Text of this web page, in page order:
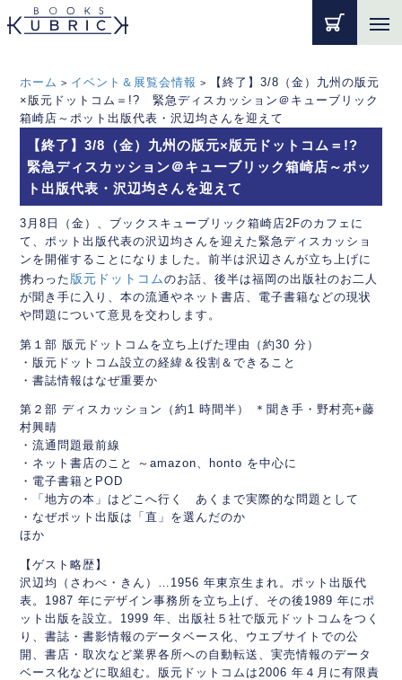
ホーム > イベント＆展覧会情報 >
【終了】3/8（金）九州の版元
×版元ドットコム＝!? 緊急ディスカッション＠キューブリック
箱崎店～ポット出版代表・沢辺均さんを迎えて
【終了】3/8（金）九州の版元×版元ドットコム＝!?
緊急ディスカッション＠キューブリック箱崎店～ポッ
ト出版代表・沢辺均さんを迎えて
3月8日（金）、ブックスキューブリック箱崎店2Fのカフェに
て、ポット出版代表の沢辺均さんを迎えた緊急ディスカッショ
ンを開催することになりました。前半は沢辺さんが立ち上げに
携わった 版元ドットコムのお話、後半は福岡の出版社のお二人
が聞き手に入り、本の流通やネット書店、電子書籍などの現状
や問題について意見を交わします。
第１部 版元ドットコムを立ち上げた理由（約30 分）
・版元ドットコム設立の経緯＆役割＆できること
・書誌情報はなぜ重要か
第２部 ディスカッション（約1 時間半） ＊聞き手・野村亮+藤
村興晴
・流通問題最前線
・ネット書店のこと ～amazon、honto を中心に
・電子書籍とPOD
・「地方の本」はどこへ行く あくまで実際的な問題として
・なぜポット出版は「直」を選んだのか
ほか
【ゲスト略歴】
沢辺均（さわべ・きん）…1956 年東京生まれ。ポット出版代
表。1987 年にデザイン事務所を立ち上げ、その後1989 年にポ
ット出版を設立。1999 年、出版社５社で版元ドットコムをつく
り、書誌・書影情報のデータベース化、ウエブサイトでの公
開、書店・取次など業界各所への自動転送、実売情報のデータ
ベース化などに取組む。版元ドットコムは2006 年４月に有限責